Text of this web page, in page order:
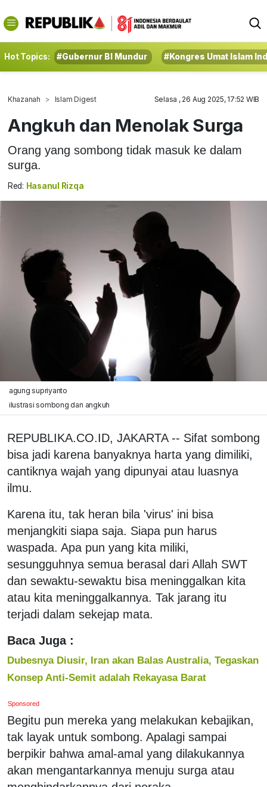
Hot Topics: #Gubernur BI Mundur #Kongres Umat Islam
Khazanah Islam Digest Selasa , 26 Aug 2025, 17:52 WIB
Angkuh dan Menolak Surga
Orang yang sombong tidak masuk ke dalam
surga.
Red: Hasanul Rizqa
agung supriyanto
ilustrasi sombong dan angkuh
REPUBLIKA.CO.ID, JAKARTA -- Sifat sombong
bisa jadi karena banyaknya harta yang dimiliki,
cantiknya wajah yang dipunyai atau luasnya
ilmu.
Karena itu, tak heran bila 'virus' ini bisa
menjangkiti siapa saja. Siapa pun harus
waspada. Apa pun yang kita miliki,
sesungguhnya semua berasal dari Allah SWT
dan sewaktu-sewaktu bisa meninggalkan kita
atau kita meninggalkannya. Tak jarang itu
terjadi dalam sekejap mata.
Baca Juga :
Dubesnya Diusir, Iran akan Balas Australia, Tegaskan
Konsep Anti-Semit adalah Rekayasa Barat
Sponsored
Begitu pun mereka yang melakukan kebajikan,
tak layak untuk sombong. Apalagi sampai
berpikir bahwa amal-amal yang dilakukannya
akan mengantarkannya menuju surga atau